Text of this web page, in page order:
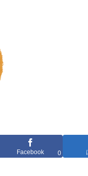
Facebook 0